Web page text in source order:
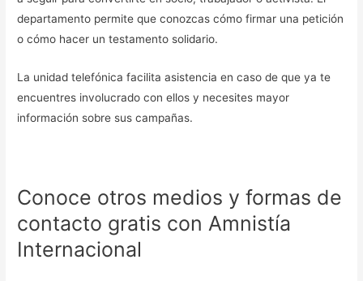
departamento permite que conozcas cómo firmar una petición
o cómo hacer un testamento solidario.
La unidad telefónica facilita asistencia en caso de que ya te
encuentres involucrado con ellos y necesites mayor
información sobre sus campañas.
Conoce otros medios y formas de
contacto gratis con Amnistía
Internacional